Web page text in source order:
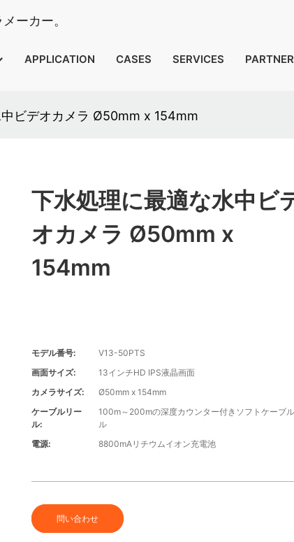
ーカー。
APPLICATION CASES SERVICES
ビデオカメラ Ø50mm x 154mm
下水処理に最適な水中ビ
オカメラ Ø50mm x
154mm
モデル番号:
V13-50PTS
画面サイズ:
13インチHD IPS液晶画面
カメラサイズ:
Ø50mm x 154mm
ケーブルリー
ル:
100m～200mの深度カウンター付きソフトケーブ
ル
電源:
8800mAリチウムイオン充電池
問い合わせ